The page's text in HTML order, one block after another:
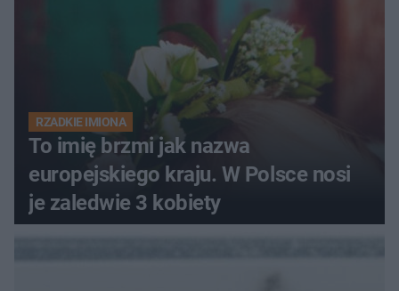
RZADKIE IMIONA
To imię brzmi jak nazwa
europejskiego kraju. W Polsce nosi
je zaledwie 3 kobiety